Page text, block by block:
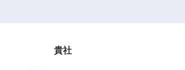
貴社